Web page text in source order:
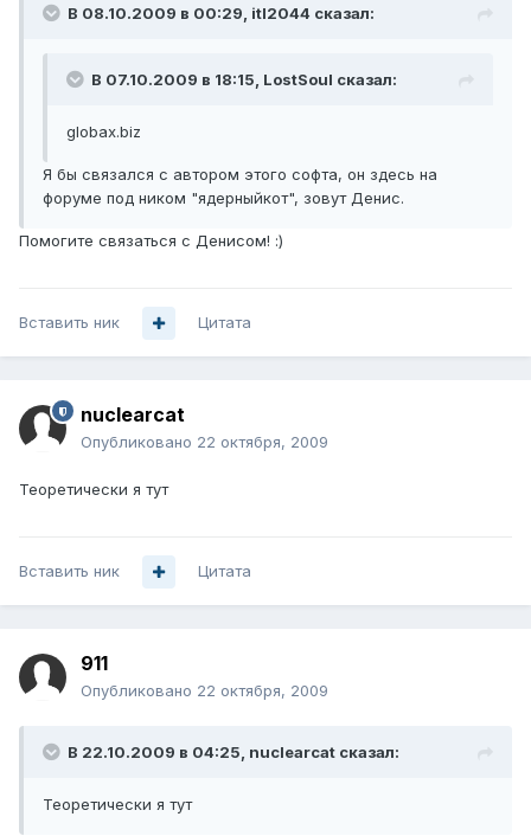
В 08.10.2009 в 00:29, itl2044 сказал:
В 07.10.2009 в 18:15, LostSoul сказал:
globax.biz
Я бы связался с автором этого софта, он здесь на
форуме под ником "ядерныйкот", зовут Денис.
Помогите связаться с Денисом! :)
Вставить ник Цитата
nuclearcat
Опубликовано 22 октября, 2009
Теоретически я тут
Вставить ник Цитата
911
Опубликовано 22 октября, 2009
В 22.10.2009 в 04:25, nuclearcat сказал:
Теоретически я тут